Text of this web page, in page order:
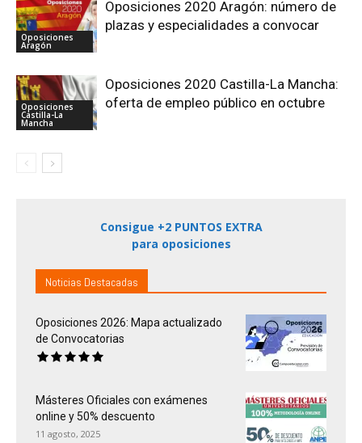
Oposiciones
Aragón
Oposiciones 2020 Aragón: número de
plazas y especialidades a convocar
Oposiciones
Castilla-La
Mancha
Oposiciones 2020 Castilla-La Mancha:
oferta de empleo público en octubre
Consigue +2 PUNTOS EXTRA
para oposiciones
Noticias Destacadas
Oposiciones 2026: Mapa actualizado
de Convocatorias
Másteres Oficiales con exámenes
online y 50% descuento
11 agosto, 2025